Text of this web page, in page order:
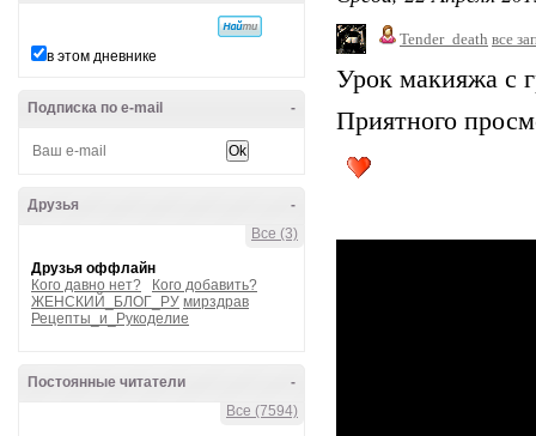
в этом дневнике
-
Подписка по e-mail
-
Друзья
Все (3)
Друзья оффлайн
Кого давно нет?
Кого добавить?
ЖЕНСКИЙ_БЛОГ_РУ мирздрав
Рецепты_и_Рукоделие
-
Постоянные читатели
Все (7594)
Tender_death все
Урок макияжа с
Приятного